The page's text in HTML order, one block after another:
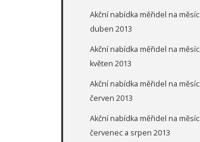
Akční nabídka měřidel na měsíc
duben 2013
Akční nabídka měřidel na měsíc
květen 2013
Akční nabídka měřidel na měsíc
červen 2013
Akční nabídka měřidel na měsíc
červenec a srpen 2013